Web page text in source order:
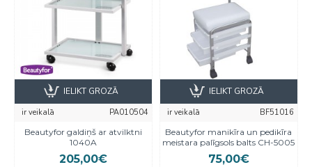
ir veikalā
PA010504
Beautyfor galdiņš ar atvilktni
1040A
205,00€
IELIKT GROZĀ
ir veikalā
BF51016
Beautyfor manikīra un pedikīra
meistara palīgsols balts CH-5005
75,00€
IELIKT GROZĀ